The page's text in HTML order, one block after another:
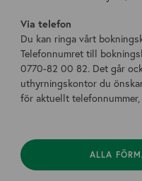
Via telefon
Du kan ringa vårt
Telefonnumret till
0770-82 00 82. Det går
uthyrningskontor du
för aktuellt telefonnummer,
ALLA